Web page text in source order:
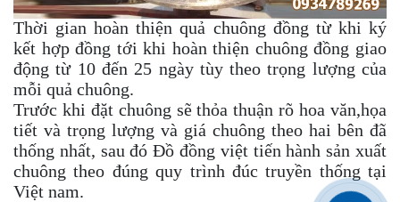
Thời gian hoàn thiện quả chuông đồng từ khi ký
kết hợp đồng tới khi hoàn thiện chuông đồng giao
động từ 10 đến 25 ngày tùy theo trọng lượng của
mỗi quả chuông.
Trước khi đặt chuông sẽ thỏa thuận rõ hoa văn,họa
tiết và trọng lượng và giá chuông theo hai bên đã
thống nhất, sau đó Đồ đồng việt tiến hành sản xuất
chuông theo đúng quy trình đúc truyền thống tại
Việt nam.